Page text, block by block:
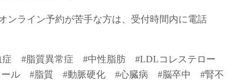
ンライン予約が苦手な方は、受付時間内に電話
#脂質異常症 #中性脂肪 #LDLコレステロー
ール #脂質 #動脈硬化 #心臓病 #脳卒中 #腎不